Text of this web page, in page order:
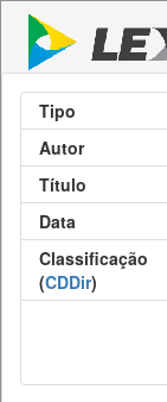
Tipo
Autor
Título
Data
Classificação
(CDDir)